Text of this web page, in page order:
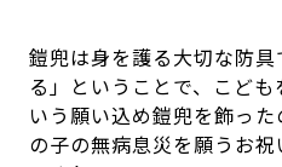
鎧兜は身を護る大切な防
る」ということで、こど
いう願い込め鎧兜を飾っ
の子の無病息災を願うお